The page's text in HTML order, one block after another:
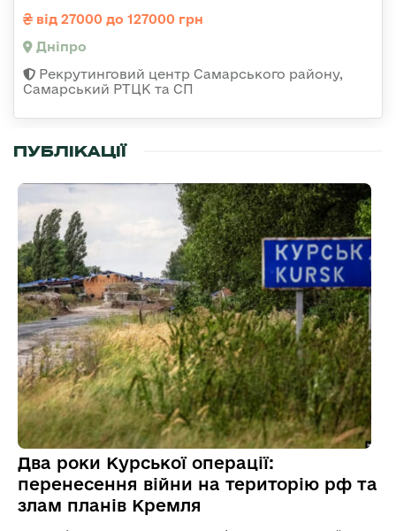
від 27000 до 127000 грн
Дніпро
Рекрутинговий центр Самарського району,
Самарський РТЦК та СП
ПУБЛІКАЦІЇ
Два роки Курської операції:
перенесення війни на територію рф та
злам планів Кремля